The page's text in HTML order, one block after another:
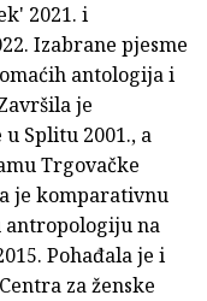
2021. i
Izabrane pjesme
antologija i
je
Splitu 2001., a
Trgovačke
je komparativnu
na
Pohađala je i
za ženske